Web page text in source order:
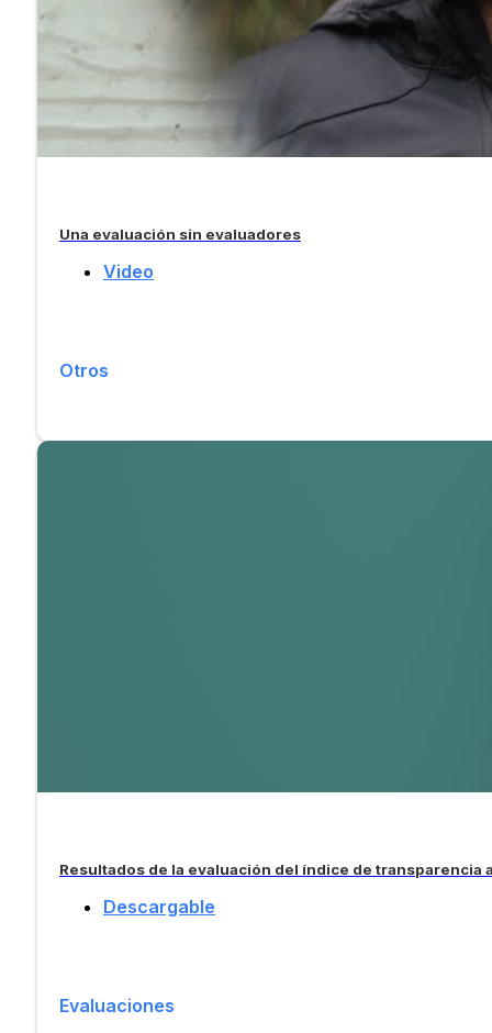
Una evaluación sin evaluadores
Video
Otros
Resultados de la evaluación del índice de transparencia
Descargable
Evaluaciones